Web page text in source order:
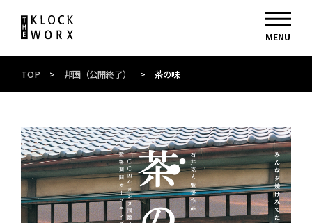
TOP > 邦画（公開終了） > 茶の味